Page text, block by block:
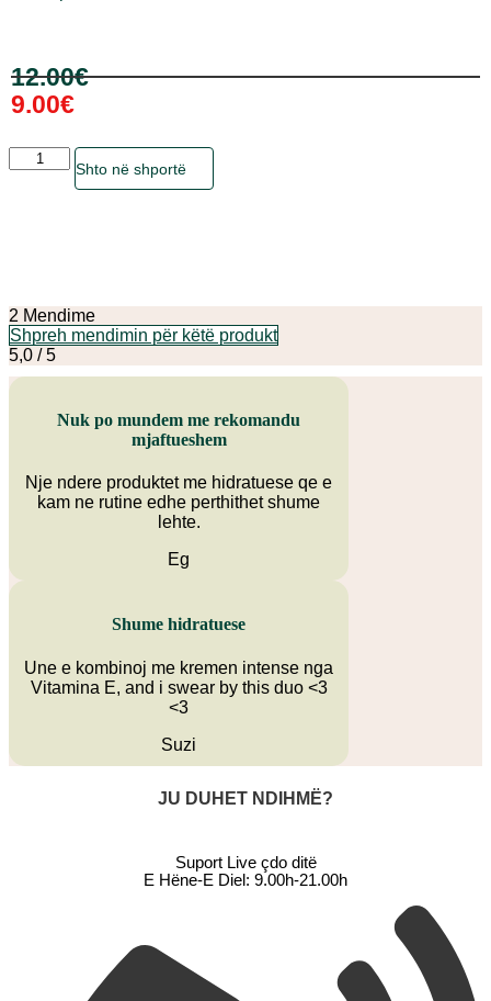
12.00€
Çmimi
origjinal
qe:
12.00€.
9.00€
Çmimi
i
tanishëm
është:
9.00€.
Sasia
Shto në shportë
Ky
ka
te
e
2 Mendime
Shpreh mendimin për këtë produkt
5,0 / 5
Nuk po mundem me rekomandu
mjaftueshem
Nje ndere produktet me hidratuese qe e
kam ne rutine edhe perthithet shume
lehte.
Eg
Shume hidratuese
Une e kombinoj me kremen intense nga
Vitamina E, and i swear by this duo <3
<3
Suzi
JU DUHET NDIHMË?
Suport Live çdo ditë
E Hëne-E Diel: 9.00h-21.00h